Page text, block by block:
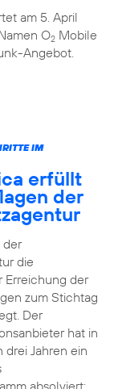
am 5. April
O2Mobile
Angebot.
IM
erfüllt
der
die
Erreichung der
zum Stichtag
Der
hat in
Jahren ein
absolviert: